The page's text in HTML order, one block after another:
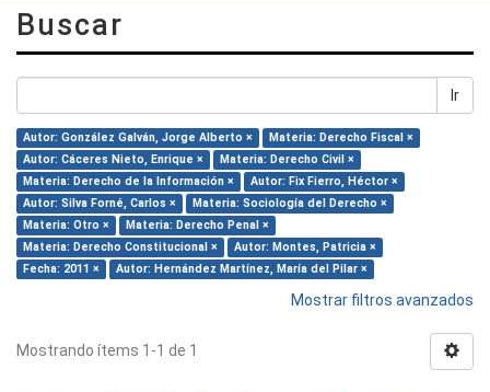
Buscar
Ir
Autor: González Galván, Jorge Alberto ×
Materia: Derecho Fiscal ×
Autor: Cáceres Nieto, Enrique ×
Materia: Derecho Civil ×
Materia: Derecho de la Información ×
Autor: Fix Fierro, Héctor ×
Autor: Silva Forné, Carlos ×
Materia: Sociología del Derecho ×
Materia: Otro ×
Materia: Derecho Penal ×
Materia: Derecho Constitucional ×
Autor: Montes, Patricia ×
Fecha: 2011 ×
Autor: Hernández Martínez, María del Pilar ×
Mostrar filtros avanzados
Mostrando ítems 1-1 de 1